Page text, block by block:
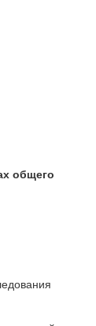
общего